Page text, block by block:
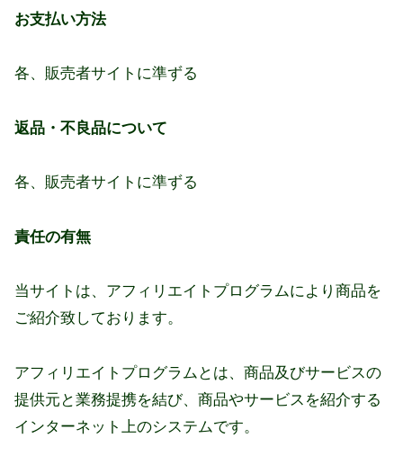
お支払い方法
各、販売者サイトに準ずる
返品・不良品について
各、販売者サイトに準ずる
責任の有無
当サイトは、アフィリエイトプログラムにより商品を
ご紹介致しております。
アフィリエイトプログラムとは、商品及びサービスの
提供元と業務提携を結び、商品やサービスを紹介する
インターネット上のシステムです。